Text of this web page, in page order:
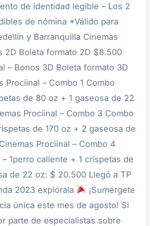
de identidad legible – Los 2
de nómina *Válido para
y Barranquilla Cinemas
2D Boleta formato 2D $8.500
– Bonos 3D Boleta formato 3D
Prociinal – Combo 1 Combo
de 80 oz + 1 gaseosa de 22
Prociinal – Combo 3 Combo
de 170 oz + 2 gaseosa de
Prociinal – Combo 4
1perro caliente + 1 crispetas de
de 22 oz: $ 20.500 Llegó a TP
2023 explórala
¡Sumérgete
única este mes de agosto! Si
parte de especialistas sobre